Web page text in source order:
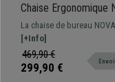
Chaise Ergonomique
Confortable et
Grande Qualité et
Maille, Noir
La chaise de bureau
ergonomique et de grande
Elle vous offrira un confort
supérieur grâce à ses
haut de gamme.
[+Info]
469,90 €
299,90 €